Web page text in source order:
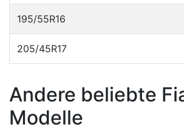
195/55R16
205/45R17
Andere beliebte
Modelle